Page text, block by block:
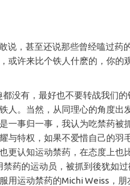
说，甚至还说那些曾经嗑过药
或许来比个铁人什麽的，你的
没有，最好也不要转战我们的
人。当然，从同理心的角度出
一事归一事，我认为吃禁药被
与特权，如果不爱惜自己的羽
更认知运动禁药，在态度上也
药的运动员，被抓到後犹如过
用运动禁药的Michi Weiss，朋